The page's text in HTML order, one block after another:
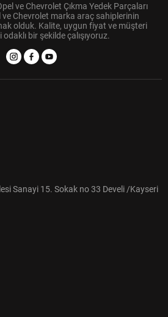
ve Chevrolet Çıkma Yedek Parçaları
ve Chevrolet marka araç sahiplerinin
olduk. Kalite, uygun fiyat ve müşteri
bir şekilde çalışıyoruz.
Sanayi 15. Sokak no 33 Develi /Kayseri